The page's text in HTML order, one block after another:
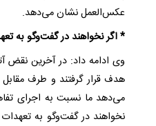
عکس‌العمل نشان می‌دهد.
* اگر نخواهند در گفت‌وگو به
هدف قرار گرفتند و طرف
می‌دهد ما نسبت به اجرای
نخواهند در گفت‌وگو به